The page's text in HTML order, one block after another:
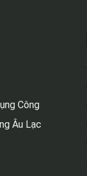
Công
Âu Lạc